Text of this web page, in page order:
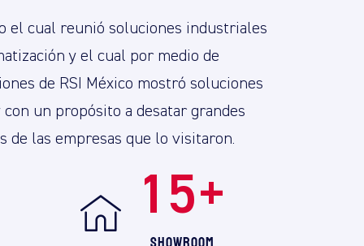
el cual reunió soluciones industriales
y el cual por medio de
de RSI México mostró soluciones
un propósito a desatar grandes
de las empresas que lo visitaron.
15+